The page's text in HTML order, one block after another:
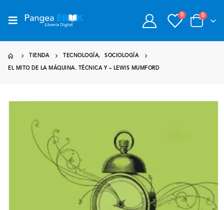
0 0
TIENDA TECNOLOGÍA, SOCIOLOGÍA
EL MITO DE LA MÁQUINA. TÉCNICA Y – LEWIS MUMFORD